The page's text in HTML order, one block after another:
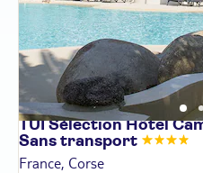
TUI Sélection Hôtel
Sans transport
France, Corse